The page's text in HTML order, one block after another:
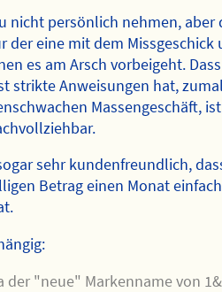
nicht persönlich nehmen, aber
der eine mit dem Missgeschick
es am Arsch vorbeigeht.
strikte Anweisungen hat,
Massengeschäft,
sehr kundenfreundlich,
Betrag einen Monat
der "neue" Markenname von